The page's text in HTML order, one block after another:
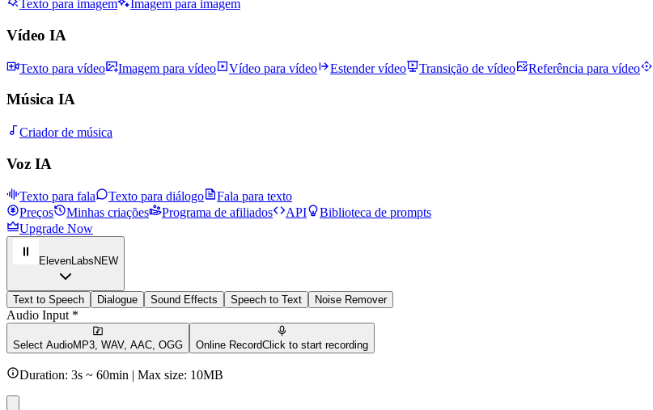
Texto para imagem Imagem para imagem
Vídeo IA
Texto para vídeo Imagem para vídeo Vídeo para vídeo Estender vídeo Transição de vídeo Referência para vídeo
Música IA
Criador de música
Voz IA
Texto para fala Texto para diálogo
Fala para texto
Preços
Minhas criações Programa de afiliados API
Biblioteca de prompts
Upgrade Now
ElevenLabs NEW
Text to Speech Dialogue Sound Effects Speech to Text Noise Remover
Audio Input *
Select AudioMP3, WAV, AAC, OGG Online RecordClick to start recording
Duration: 3s ~ 60min | Max size: 10MB